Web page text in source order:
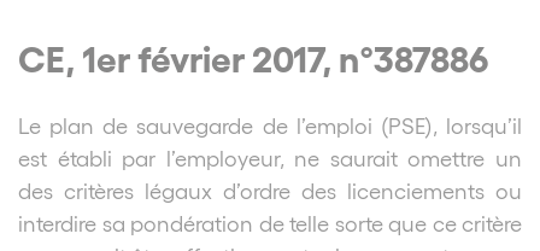
CE, 1er février 2017, n°387886
Le plan de sauvegarde de l’emploi (PSE), lorsqu’il
est établi par l’employeur, ne saurait omettre un
des critères légaux d’ordre des licenciements ou
interdire sa pondération de telle sorte que ce critère